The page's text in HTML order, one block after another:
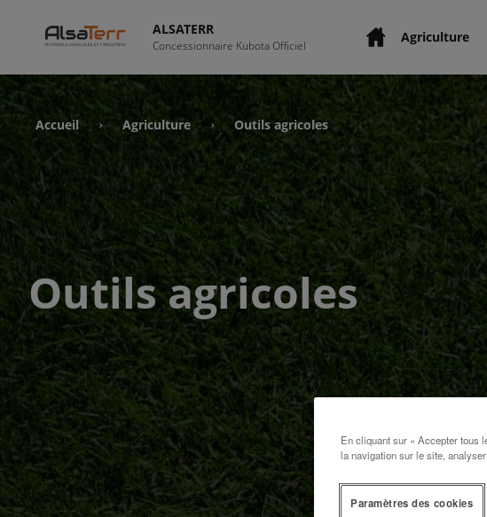
ALSATERR
Concessionnaire Kubota Officiel Agriculture
Accueil › Agriculture › Outils agricoles
Outils agricoles
En cliquant sur « Accepter tous
la navigation sur le site,
Paramètres des cookies